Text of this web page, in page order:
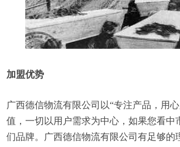
加盟优势
广西德信物流有限公司以“专注产品，用
值，一切以用户需求为中心，如果您看中
们品牌。广西德信物流有限公司有足够的